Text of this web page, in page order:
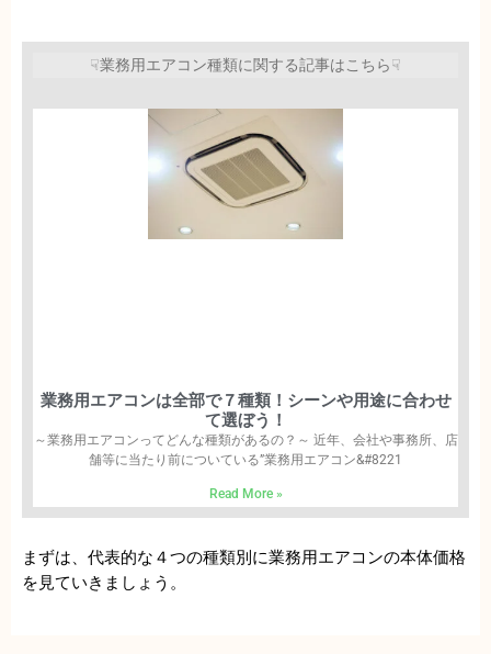
☟業務用エアコン種類に関する記事はこちら☟
業務用エアコンは全部で７種類！シーンや用途に合わせ
て選ぼう！
～業務用エアコンってどんな種類があるの？～ 近年、会社や事務所、店
舗等に当たり前についている”業務用エアコン&#8221
Read More »
まずは、代表的な４つの種類別に業務用エアコンの本体価格
を見ていきましょう。